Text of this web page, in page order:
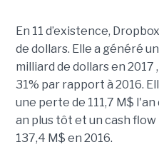
En 11 d’existence,
de dollars. Elle a généré
milliard de dollars en
31% par rapport à 2016.
une perte de 111,7 M$
an plus tôt et un cash
137,4 M$ en 2016.